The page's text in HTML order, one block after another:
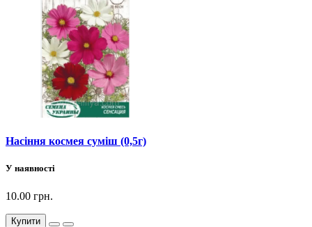
Насіння космея суміш (0,5г)
У наявності
10.00 грн.
Купити